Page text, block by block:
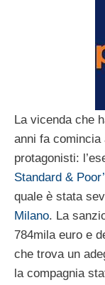
La vicenda che
anni fa comincia
protagonisti:
Standard &
quale è stata
Milano. La
784mila euro e
che trova un
la compagnia